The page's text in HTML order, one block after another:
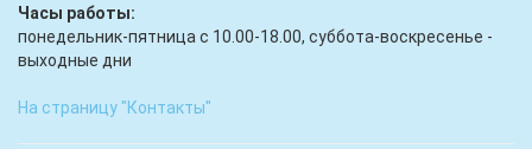
Часы работы:
понедельник-пятница с 10.00-18.00, суббота-воскресенье -
выходные дни
На страницу "Контакты"